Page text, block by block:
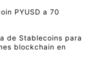
PYUSD a 70
de Stablecoins para
blockchain en